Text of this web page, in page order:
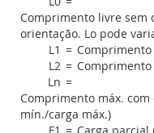
Comprimento livre sem
orientação. Lo pode
L1 = Comprimento
L2 = Comprimento
Ln =
Comprimento máx.
mín./carga máx.)
F1 = Carga parcial